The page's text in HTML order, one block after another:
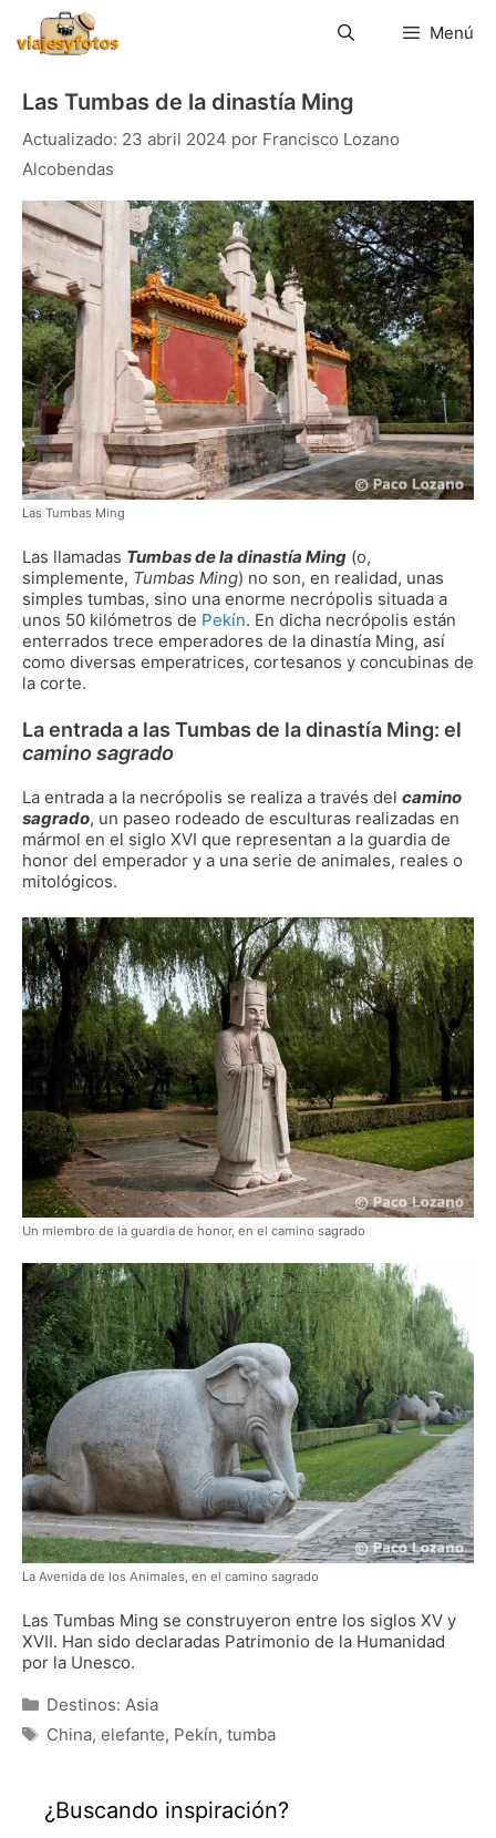
contenido
Menú
Las Tumbas de la dinastía Ming
23 abril 2024 por Francisco Lozano
Alcobendas
Las Tumbas Ming
Las llamadas Tumbas de la dinastía Ming (o,
simplemente, Tumbas Ming) no son, en realidad, unas
simples tumbas, sino una enorme necrópolis situada a
unos 50 kilómetros de Pekín. En dicha necrópolis están
enterrados trece emperadores de la dinastía Ming, así
como diversas emperatrices, cortesanos y concubinas de
la corte.
La entrada a las Tumbas de la dinastía Ming: el
camino sagrado
La entrada a la necrópolis se realiza a través del camino
sagrado, un paseo rodeado de esculturas realizadas en
mármol en el siglo XVI que representan a la guardia de
honor del emperador y a una serie de animales, reales o
mitológicos.
Un miembro de la guardia de honor, en el camino sagrado
La Avenida de los Animales, en el camino sagrado
Las Tumbas Ming se construyeron entre los siglos XV y
XVII. Han sido declaradas Patrimonio de la Humanidad
por la Unesco.
Categorías
Destinos: Asia
Etiquetas
China, elefante, Pekín, tumba
¿Buscando inspiración?